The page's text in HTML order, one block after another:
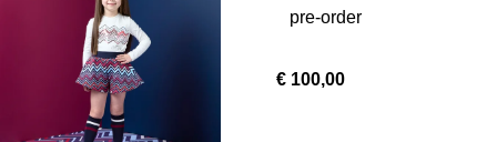
pre-order
€ 100,00